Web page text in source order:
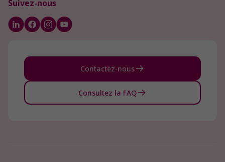
Suivez-nous
Contactez-nous
Consultez la FAQ